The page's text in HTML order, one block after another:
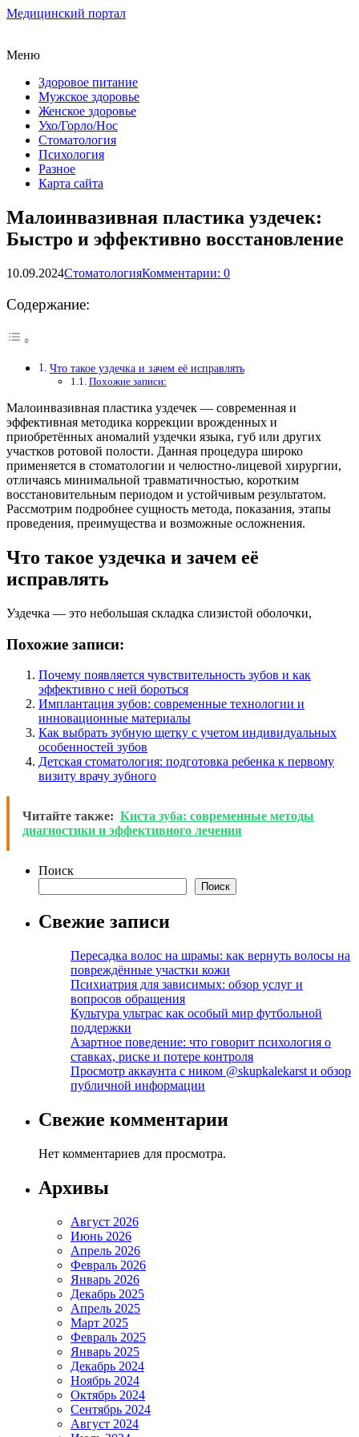
Медицинский портал
Меню
Здоровое питание
Мужское здоровье
Женское здоровье
Ухо/Горло/Нос
Стоматология
Психология
Разное
Карта сайта
Малоинвазивная пластика уздечек:
Быстро и эффективно восстановление
10.09.2024СтоматологияКомментарии: 0
Содержание:
Что такое уздечка и зачем её исправлять
Похожие записи:
Малоинвазивная пластика уздечек — современная и
эффективная методика коррекции врожденных и
приобретённых аномалий уздечки языка, губ или других
участков ротовой полости. Данная процедура широко
применяется в стоматологии и челюстно-лицевой хирургии,
отличаясь минимальной травматичностью, коротким
восстановительным периодом и устойчивым результатом.
Рассмотрим подробнее сущность метода, показания, этапы
проведения, преимущества и возможные осложнения.
Что такое уздечка и зачем её
исправлять
Уздечка — это небольшая складка слизистой оболочки,
Похожие записи:
Почему появляется чувствительность зубов и как
эффективно с ней бороться
Имплантация зубов: современные технологии и
инновационные материалы
Как выбрать зубную щетку с учетом индивидуальных
особенностей зубов
Детская стоматология: подготовка ребенка к первому
визиту врачу зубного
Читайте также: Киста зуба: современные методы
диагностики и эффективного лечения
Поиск
Поиск
Свежие записи
Пересадка волос на шрамы: как вернуть волосы на
повреждённые участки кожи
Психиатрия для зависимых: обзор услуг и
вопросов обращения
Культура ультрас как особый мир футбольной
поддержки
Азартное поведение: что говорит психология о
ставках, риске и потере контроля
Просмотр аккаунта с ником @skupkalekarst и обзор
публичной информации
Свежие комментарии
Нет комментариев для просмотра.
Архивы
Август 2026
Июнь 2026
Апрель 2026
Февраль 2026
Январь 2026
Декабрь 2025
Апрель 2025
Март 2025
Февраль 2025
Январь 2025
Декабрь 2024
Ноябрь 2024
Октябрь 2024
Сентябрь 2024
Август 2024